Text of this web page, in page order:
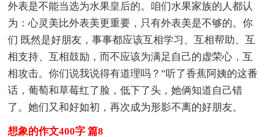
外表是不能当选为水果皇后的。咱们水果家族的人都认
为：心灵美比外表美更重要，只有外表美是不够的。你
们 既然是好朋友，事事都应该互相学习、互相帮助、互
相支持、互相鼓励，而不应该为满足自己的虚荣心，互
相攻击。你们说我说得有道理吗？”听了香蕉阿姨的这番
话，葡萄和草莓红了脸，低下了头，她俩知道自己错
了。她们又和好如初，再次成为形影不离的好朋友。
想象的作文400字 篇8